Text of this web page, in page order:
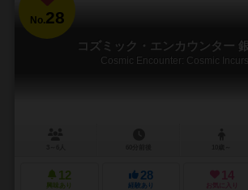
No.28
コズミック・エンカウンター
Cosmic Encounter: Cosmic
12
興味あり
28
経験あり
14
お気に入り